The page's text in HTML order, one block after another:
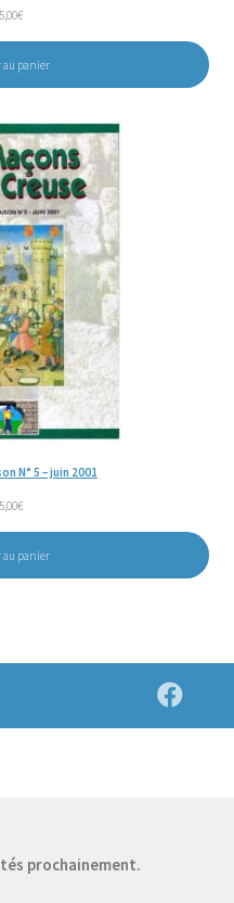
€
au panier
N° 5 – juin 2001
€
au panier
prochainement.